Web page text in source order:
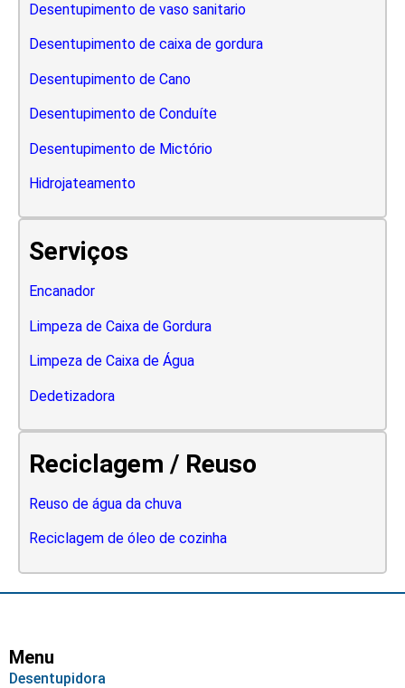
Desentupimento de vaso sanitario
Desentupimento de caixa de gordura
Desentupimento de Cano
Desentupimento de Conduíte
Desentupimento de Mictório
Hidrojateamento
Serviços
Encanador
Limpeza de Caixa de Gordura
Limpeza de Caixa de Água
Dedetizadora
Reciclagem / Reuso
Reuso de água da chuva
Reciclagem de óleo de cozinha
Menu
Desentupidora